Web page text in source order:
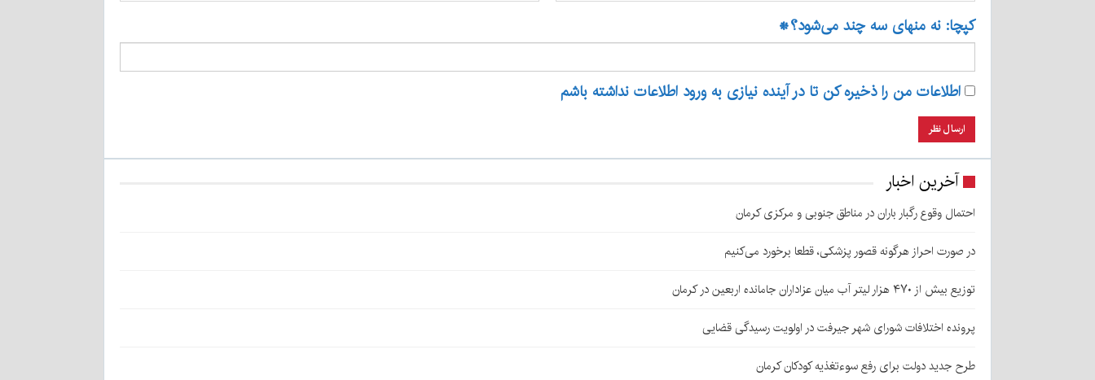
کپچا: نه منهای سه چند می‌شود؟*
اطلاعات من را ذخیره کن تا در آینده نیازی به ورود اطلاعات نداشته باشم
آخرین اخبار
احتمال وقوع رگبار باران در مناطق جنوبی و مرکزی کرمان
در صورت احراز هرگونه قصور پزشکی، قطعا برخورد می‌کنیم
توزیع بیش از ۴۷۰ هزار لیتر آب میان عزاداران جامانده اربعین در کرمان
پرونده اختلافات شورای شهر جیرفت در اولویت رسیدگی قضایی
طرح جدید دولت برای رفع سوءتغذیه کودکان کرمان